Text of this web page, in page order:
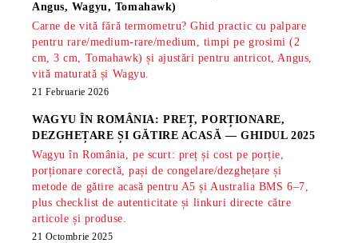
Angus, Wagyu, Tomahawk)
Carne de vită fără termometru? Ghid practic cu palpare
pentru rare/medium-rare/medium, timpi pe grosimi (2
cm, 3 cm, Tomahawk) și ajustări pentru antricot, Angus,
vită maturată și Wagyu.
21 Februarie 2026
WAGYU ÎN ROMÂNIA: PREȚ, PORȚIONARE,
DEZGHEȚARE ȘI GĂTIRE ACASĂ — GHIDUL 2025
Wagyu în România, pe scurt: preț și cost pe porție,
porționare corectă, pași de congelare/dezghețare și
metode de gătire acasă pentru A5 și Australia BMS 6–7,
plus checklist de autenticitate și linkuri directe către
articole și produse.
21 Octombrie 2025